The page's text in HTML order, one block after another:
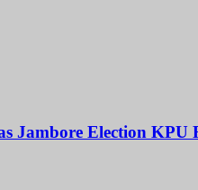
Jambore Election KPU